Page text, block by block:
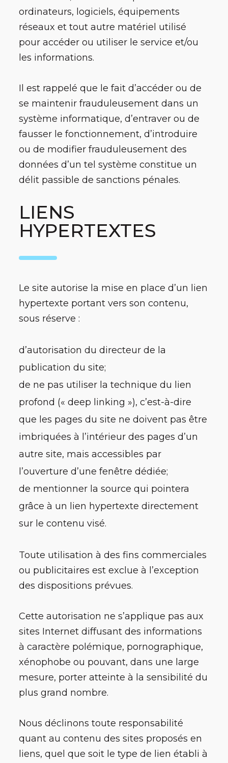
ordinateurs, logiciels, équipements
réseaux et tout autre matériel utilisé
pour accéder ou utiliser le service et/ou
les informations.
Il est rappelé que le fait d’accéder ou de
se maintenir frauduleusement dans un
système informatique, d’entraver ou de
fausser le fonctionnement, d’introduire
ou de modifier frauduleusement des
données d’un tel système constitue un
délit passible de sanctions pénales.
LIENS
HYPERTEXTES
Le site autorise la mise en place d’un lien
hypertexte portant vers son contenu,
sous réserve :
d’autorisation du directeur de la
publication du site;
de ne pas utiliser la technique du lien
profond (« deep linking »), c’est-à-dire
que les pages du site ne doivent pas être
imbriquées à l’intérieur des pages d’un
autre site, mais accessibles par
l’ouverture d’une fenêtre dédiée;
de mentionner la source qui pointera
grâce à un lien hypertexte directement
sur le contenu visé.
Toute utilisation à des fins commerciales
ou publicitaires est exclue à l’exception
des dispositions prévues.
Cette autorisation ne s’applique pas aux
sites Internet diffusant des informations
à caractère polémique, pornographique,
xénophobe ou pouvant, dans une large
mesure, porter atteinte à la sensibilité du
plus grand nombre.
Nous déclinons toute responsabilité
quant au contenu des sites proposés en
liens, quel que soit le type de lien établi à